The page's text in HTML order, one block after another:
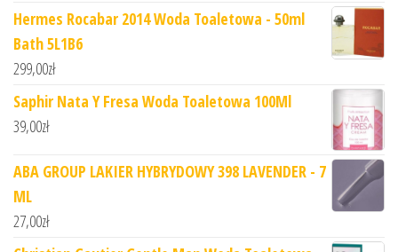
Hermes Rocabar 2014 Woda Toaletowa - 50ml
Bath 5L1B6
299,00zł
Saphir Nata Y Fresa Woda Toaletowa 100Ml
39,00zł
ABA GROUP LAKIER HYBRYDOWY 398 LAVENDER - 7
ML
27,00zł